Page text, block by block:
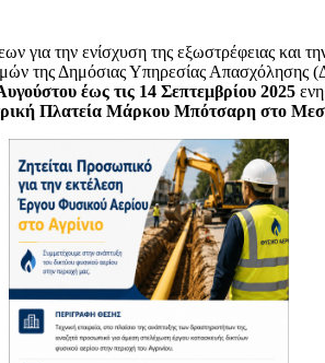
για την ενίσχυση της εξωστρέφειας και
της Δημόσιας Υπηρεσίας
έως τις 14 Σεπτεμβρίου 2025
Πλατεία Μάρκου Μπότσαρη στο